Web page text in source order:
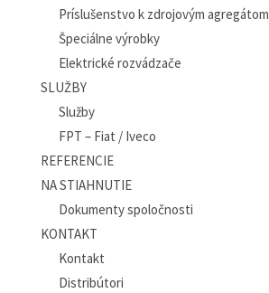
Príslušenstvo k zdrojovým agregátom
Špeciálne výrobky
Elektrické rozvádzače
SLUŽBY
Služby
FPT – Fiat / Iveco
REFERENCIE
NA STIAHNUTIE
Dokumenty spoločnosti
KONTAKT
Kontakt
Distribútori